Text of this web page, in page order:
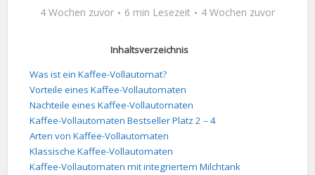
4 Wochen zuvor 6 min Lesezeit 4 Wochen zuvor
Inhaltsverzeichnis
Was ist ein Kaffee-Vollautomat?
Vorteile eines Kaffee-Vollautomaten
Nachteile eines Kaffee-Vollautomaten
Kaffee-Vollautomaten Bestseller Platz 2 – 4
Arten von Kaffee-Vollautomaten
Klassische Kaffee-Vollautomaten
Kaffee-Vollautomaten mit integriertem Milchtank